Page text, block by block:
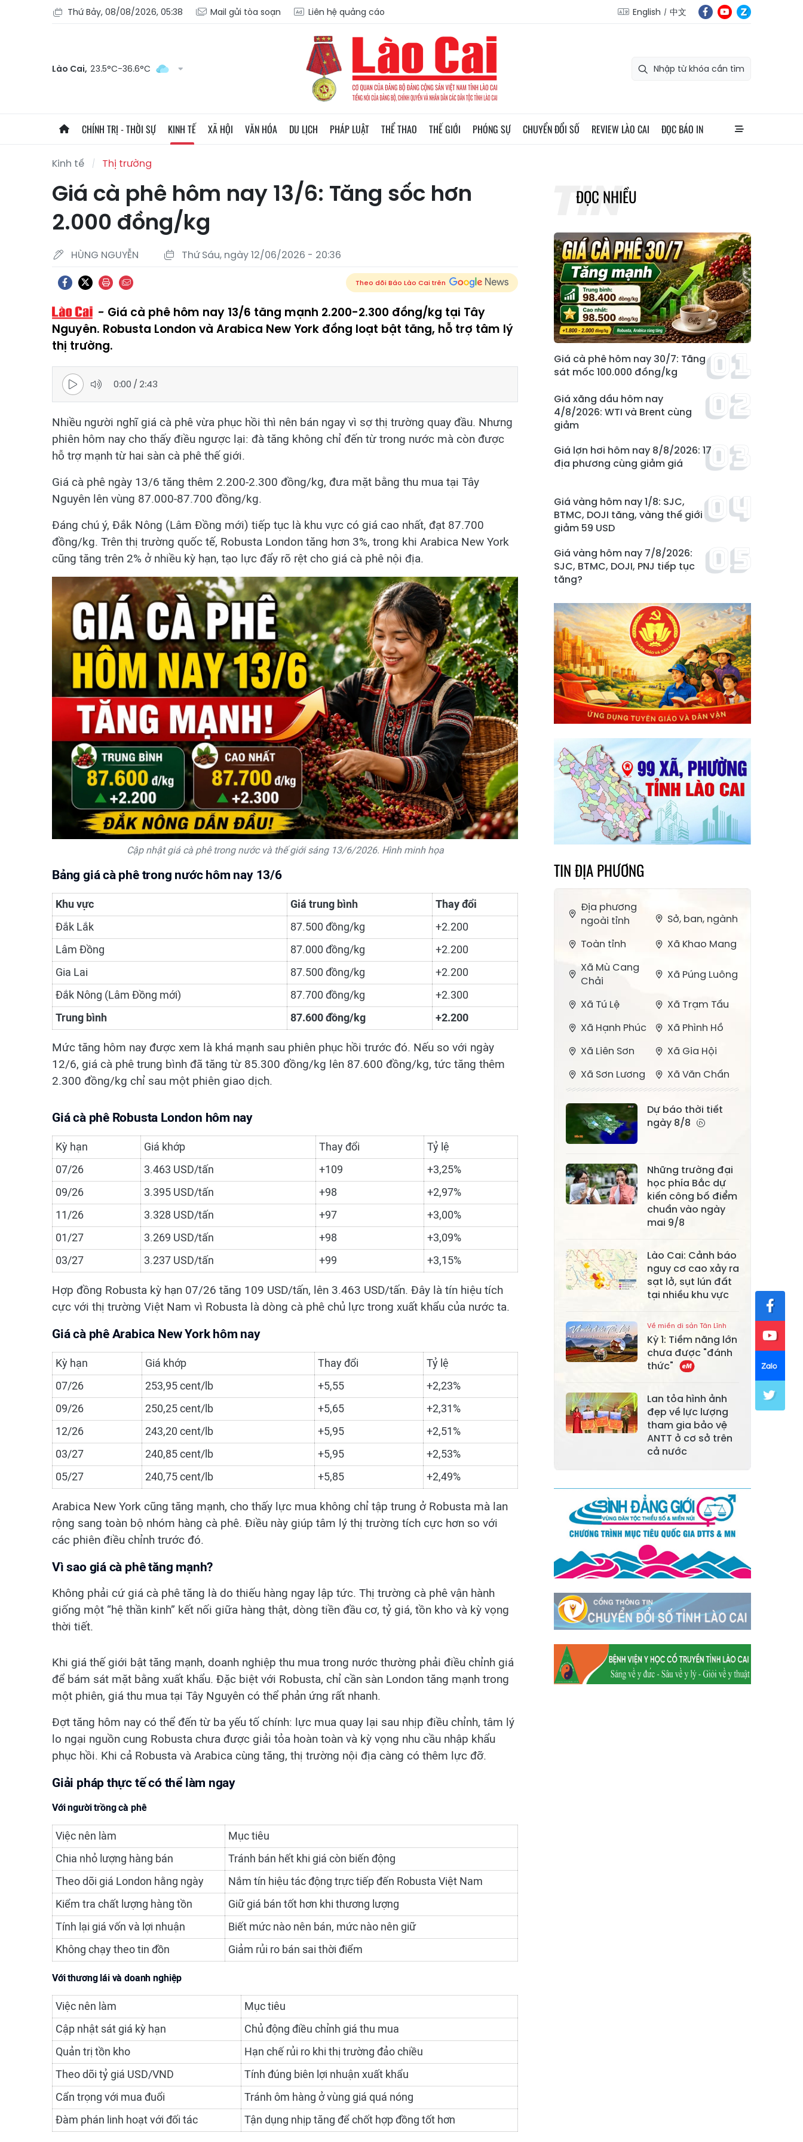
Thứ Bảy, 08/08/2026, 05:38 Mail gửi tòa soạn Liên hệ quảng cáo English 中文
Lào Cai, 23.5°C-36.6°C
CHÍNH TRỊ - THỜI SỰ KINH TẾ XÃ HỘI VĂN HÓA DU LỊCH PHÁP LUẬT THỂ THAO THẾ GIỚI PHÓNG SỰ CHUYỂN ĐỔI SỐ REVIEW LÀO CAI ĐỌC BÁO IN
Kinh tế Thị trường
Giá cà phê hôm nay 13/6: Tăng sốc hơn
2.000 đồng/kg
HÙNG NGUYỄN Thứ Sáu, ngày 12/06/2026 - 20:36
Theo dõi Báo Lào Cai trên
Giá cà phê hôm nay 13/6 tăng mạnh 2.200-2.300 đồng/kg tại Tây
Nguyên. Robusta London và Arabica New York đồng loạt bật tăng, hỗ trợ tâm lý
thị trường.
0:00 / 2:43
Nhiều người nghĩ giá cà phê vừa phục hồi thì nên bán ngay vì sợ thị trường quay đầu. Nhưng
phiên hôm nay cho thấy điều ngược lại: đà tăng không chỉ đến từ trong nước mà còn được
hỗ trợ mạnh từ hai sàn cà phê thế giới.
Giá cà phê ngày 13/6 tăng thêm 2.200-2.300 đồng/kg, đưa mặt bằng thu mua tại Tây
Nguyên lên vùng 87.000-87.700 đồng/kg.
Đáng chú ý, Đắk Nông (Lâm Đồng mới) tiếp tục là khu vực có giá cao nhất, đạt 87.700
đồng/kg. Trên thị trường quốc tế, Robusta London tăng hơn 3%, trong khi Arabica New York
cũng tăng trên 2% ở nhiều kỳ hạn, tạo lực đẩy rõ rệt cho giá cà phê nội địa.
Cập nhật giá cà phê trong nước và thế giới sáng 13/6/2026. Hình minh họa
Bảng giá cà phê trong nước hôm nay 13/6
Khu vực Giá trung bình
Thay đổi
Đắk Lắk
87.500 đồng/kg
+2.200
Lâm Đồng
87.000 đồng/kg
+2.200
Gia Lai
87.500 đồng/kg
+2.200
Đắk Nông (Lâm Đồng mới)
87.700 đồng/kg
+2.300
Trung bình
87.600 đồng/kg +2.200
Mức tăng hôm nay được xem là khá mạnh sau phiên phục hồi trước đó. Nếu so với ngày
12/6, giá cà phê trung bình đã tăng từ 85.300 đồng/kg lên 87.600 đồng/kg, tức tăng thêm
2.300 đồng/kg chỉ sau một phiên giao dịch.
Giá cà phê Robusta London hôm nay
Kỳ hạn Giá khớp Thay đổi
Tỷ lệ
07/26
3.463 USD/tấn +109
+3,25%
09/26
3.395 USD/tấn +98
+2,97%
11/26
3.328 USD/tấn +97
+3,00%
01/27
3.269 USD/tấn +98
+3,09%
03/27
3.237 USD/tấn +99 +3,15%
Hợp đồng Robusta kỳ hạn 07/26 tăng 109 USD/tấn, lên 3.463 USD/tấn. Đây là tín hiệu tích
cực với thị trường Việt Nam vì Robusta là dòng cà phê chủ lực trong xuất khẩu của nước ta.
Giá cà phê Arabica New York hôm nay
Kỳ hạn Giá khớp Thay đổi
Tỷ lệ
07/26
253,95 cent/lb +5,55
+2,23%
09/26
250,25 cent/lb +5,65
+2,31%
12/26
243,20 cent/lb +5,95
+2,51%
03/27
240,85 cent/lb +5,95
+2,53%
05/27
240,75 cent/lb +5,85 +2,49%
Arabica New York cũng tăng mạnh, cho thấy lực mua không chỉ tập trung ở Robusta mà lan
rộng sang toàn bộ nhóm hàng cà phê. Điều này giúp tâm lý thị trường tích cực hơn so với
các phiên điều chỉnh trước đó.
Vì sao giá cà phê tăng mạnh?
Không phải cứ giá cà phê tăng là do thiếu hàng ngay lập tức. Thị trường cà phê vận hành
giống một “hệ thần kinh” kết nối giữa hàng thật, dòng tiền đầu cơ, tỷ giá, tồn kho và kỳ vọng
thời tiết.
Khi giá thế giới bật tăng mạnh, doanh nghiệp thu mua trong nước thường phải điều chỉnh giá
để bám sát mặt bằng xuất khẩu. Đặc biệt với Robusta, chỉ cần sàn London tăng mạnh trong
một phiên, giá thu mua tại Tây Nguyên có thể phản ứng rất nhanh.
Đợt tăng hôm nay có thể đến từ ba yếu tố chính: lực mua quay lại sau nhịp điều chỉnh, tâm lý
lo ngại nguồn cung Robusta chưa được giải tỏa hoàn toàn và kỳ vọng nhu cầu nhập khẩu
phục hồi. Khi cả Robusta và Arabica cùng tăng, thị trường nội địa càng có thêm lực đỡ.
Giải pháp thực tế có thể làm ngay
Với người trồng cà phê
Việc nên làm
Mục tiêu
Chia nhỏ lượng hàng bán
Tránh bán hết khi giá còn biến động
Theo dõi giá London hằng ngày
Nắm tín hiệu tác động trực tiếp đến Robusta Việt Nam
Kiểm tra chất lượng hàng tồn
Giữ giá bán tốt hơn khi thương lượng
Tính lại giá vốn và lợi nhuận
Biết mức nào nên bán, mức nào nên giữ
Không chạy theo tin đồn
Giảm rủi ro bán sai thời điểm
Với thương lái và doanh nghiệp
Việc nên làm
Mục tiêu
Cập nhật sát giá kỳ hạn
Chủ động điều chỉnh giá thu mua
Quản trị tồn kho
Hạn chế rủi ro khi thị trường đảo chiều
Theo dõi tỷ giá USD/VND
Tính đúng biên lợi nhuận xuất khẩu
Cẩn trọng với mua đuổi
Tránh ôm hàng ở vùng giá quá nóng
Đàm phán linh hoạt với đối tác
Tận dụng nhịp tăng để chốt hợp đồng tốt hơn
ĐỌC NHIỀU
Giá cà phê hôm nay 30/7: Tăng
sát mốc 100.000 đồng/kg
Giá xăng dầu hôm nay
4/8/2026: WTI và Brent cùng
giảm
Giá lợn hơi hôm nay 8/8/2026: 17
địa phương cùng giảm giá
Giá vàng hôm nay 1/8: SJC,
BTMC, DOJI tăng, vàng thế giới
giảm 59 USD
Giá vàng hôm nay 7/8/2026:
SJC, BTMC, DOJI, PNJ tiếp tục
tăng?
TIN ĐỊA PHƯƠNG
Địa phương
ngoài tỉnh
Sở, ban, ngành
Toàn tỉnh
Xã Khao Mang
Xã Mù Cang
Chải
Xã Púng Luông
Xã Tú Lệ
Xã Trạm Tấu
Xã Hạnh Phúc
Xã Phình Hồ
Xã Liên Sơn
Xã Gia Hội
Xã Sơn Lương
Xã Văn Chấn
Bằng La
Xã Chấn Thịnh
Xã Nghĩa Tâm
Xã Châu Quế
Xã Lâm Giang
Xã Đông
Cuông
Xã Tân Hợp
Xã Xuân Ái
Xã Mỏ Vàng
Xã Lâm
Thượng
Xã Lục Yên
Xã Tân Lĩnh
Xã Mường Lai
Xã Cảm Nhân
Xã Yên Thành
Xã Thác Bà
Xã Trấn Yên
Xã Hưng
Khánh
Xã Việt Hồng
Xã Hợp Thành
Xã Phong Hải
Xã Xuân
Xã Bảo Thắng
Xã Tằng Loỏng
Xã Gia Phú
Xã Mường
Hum
Xã Dền Sáng
Xã Y Tý
Xã A Mú Sung
Xã Trịnh Tường
Xã Nậm Chày
Xã Bản Xèo
Xã Bát Xát
Dự báo thời tiết
ngày 8/8
Những trường đại
học phía Bắc dự
kiến công bố điểm
chuẩn vào ngày
mai 9/8
Lào Cai: Cảnh báo
nguy cơ cao xảy ra
sạt lở, sụt lún đất
tại nhiều khu vực
Về miền di sản Tân Lĩnh
Kỳ 1: Tiềm năng lớn
chưa được "đánh
thức"
Lan tỏa hình ảnh
đẹp về lực lượng
tham gia bảo vệ
ANTT ở cơ sở trên
cả nước